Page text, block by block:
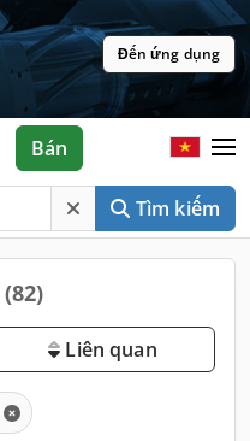
Đến ứng dụng
Tìm kiếm
Bán
(82)
Liên quan